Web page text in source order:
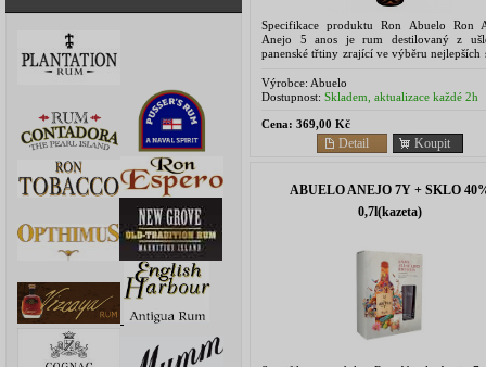
Specifikace produktu Ron Abuelo Ron
Anejo 5 anos je rum destilovaný z
panenské třtiny zrající ve výběru nejlepších
speciálních barelech...
Výrobce: Abuelo
Dostupnost: Skladem, aktualizace každé 2h
Cena: 369,00 Kč
Koupit
Detail
ABUELO ANEJO 7Y + SKLO
0,7l(kazeta)